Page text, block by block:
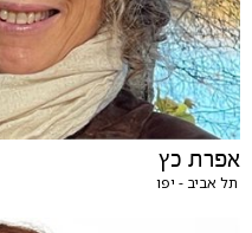
אפרת כץ
תל אביב - יפו